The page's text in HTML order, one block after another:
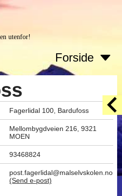
utenfor!
Forside
Fagerlidal 100, Bardufoss
Mellombygdveien 216, 9321
MOEN
93468824
post.fagerlidal@malselvskolen.no
(Send e-post)